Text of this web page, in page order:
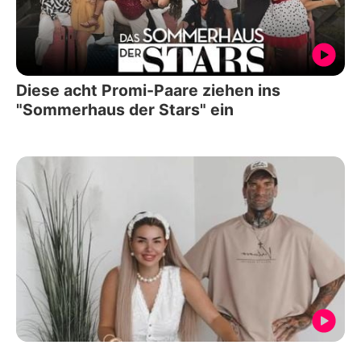
Diese acht Promi-Paare ziehen ins
"Sommerhaus der Stars" ein